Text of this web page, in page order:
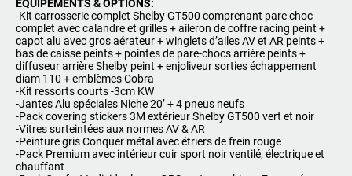
ÉQUIPEMENTS & OPTIONS:
-Kit carrosserie complet Shelby GT500 comprenant pare choc
complet avec calandre et grilles + aileron de coffre racing peint +
capot alu avec gros aérateur + winglets d’ailes AV et AR peints +
bas de caisse peints + pointes de pare-chocs arrière peints +
diffuseur arrière Shelby peint + enjoliveur sorties échappement
diam 110 + emblèmes Cobra
-Kit ressorts courts -3cm KW
-Jantes Alu spéciales Niche 20’ + 4 pneus neufs
-Pack covering stickers 3M extérieur Shelby GT500 vert et noir
-Vitres surteintées aux normes AV & AR
-Peinture gris Conquer métal avec étriers de frein rouge
-Pack Premium avec intérieur cuir sport noir ventilé, électrique et
chauffant